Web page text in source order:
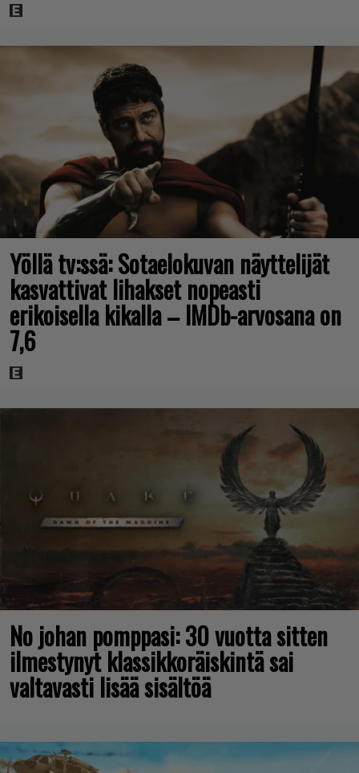
Yöllä tv:ssä: Sotaelokuvan näyttelijät
kasvattivat lihakset nopeasti
erikoisella kikalla – IMDb-arvosana on
7,6
No johan pomppasi: 30 vuotta sitten
ilmestynyt klassikkoräiskintä sai
valtavasti lisää sisältöä